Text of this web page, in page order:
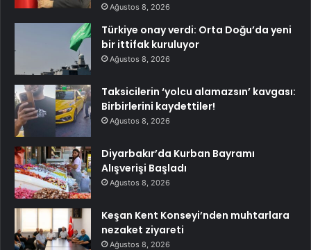
Ağustos 8, 2026
Türkiye onay verdi: Orta Doğu’da yeni
bir ittifak kuruluyor
Ağustos 8, 2026
Taksicilerin ‘yolcu alamazsın’ kavgası:
Birbirlerini kaydettiler!
Ağustos 8, 2026
Diyarbakır’da Kurban Bayramı
Alışverişi Başladı
Ağustos 8, 2026
Keşan Kent Konseyi’nden muhtarlara
nezaket ziyareti
Ağustos 8, 2026